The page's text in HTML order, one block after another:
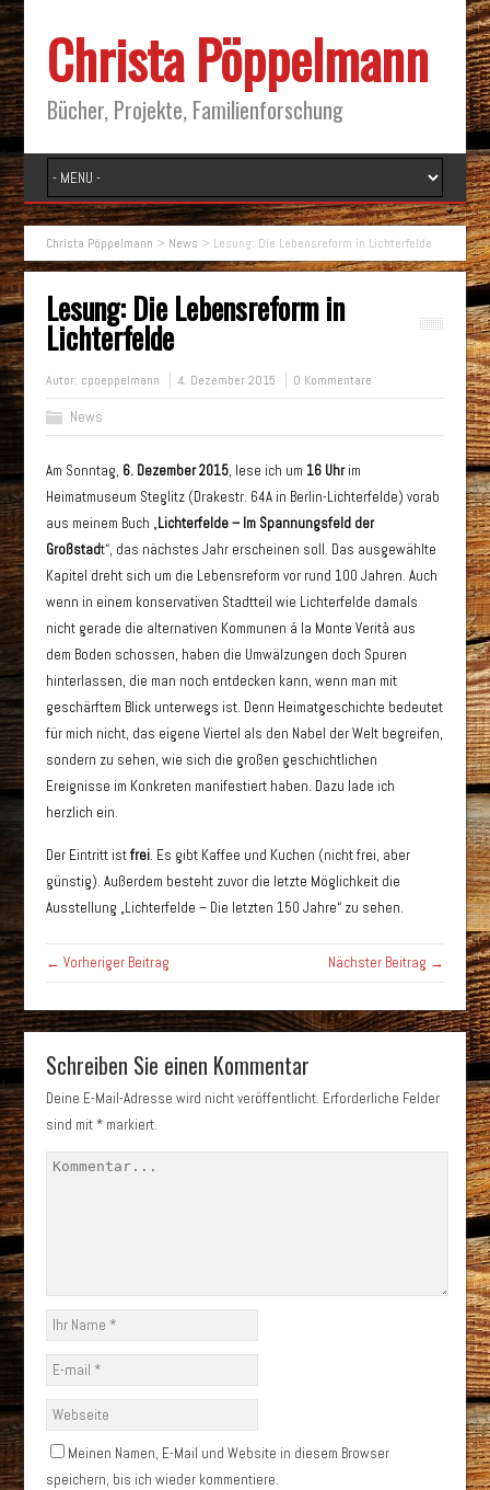
Christa Pöppelmann
Bücher, Projekte, Familienforschung
Christa Pöppelmann > News > Lesung: Die Lebensreform in Lichterfelde
Lesung: Die Lebensreform in
Lichterfelde
Autor: cpoeppelmann 4. Dezember 2015 0 Kommentare
News
Am Sonntag, 6. Dezember 2015, lese ich um 16 Uhrim
Heimatmuseum Steglitz (Drakestr. 64A in Berlin-Lichterfelde) vorab
aus meinem Buch „Lichterfelde – Im Spannungsfeld der
Großstadt“, das nächstes Jahr erscheinen soll. Das ausgewählte
Kapitel dreht sich um die Lebensreform vor rund 100 Jahren. Auch
wenn in einem konservativen Stadtteil wie Lichterfelde damals
nicht gerade die alternativen Kommunen á la Monte Verità aus
dem Boden schossen, haben die Umwälzungen doch Spuren
hinterlassen, die man noch entdecken kann, wenn man mit
geschärftem Blick unterwegs ist. Denn Heimatgeschichte bedeutet
für mich nicht, das eigene Viertel als den Nabel der Welt begreifen,
sondern zu sehen, wie sich die großen geschichtlichen
Ereignisse im Konkreten manifestiert haben. Dazu lade ich
herzlich ein.
Der Eintritt istfrei. Es gibt Kaffee und Kuchen (nicht frei, aber
günstig). Außerdem besteht zuvor die letzte Möglichkeit die
Ausstellung „Lichterfelde – Die letzten 150 Jahre“ zu sehen.
← Vorheriger Beitrag Nächster Beitrag →
Schreiben Sie einen Kommentar
Deine E-Mail-Adresse wird nicht veröffentlicht. Erforderliche Felder
sind mit * markiert.
Meinen Namen, E-Mail und Website in diesem Browser
speichern, bis ich wieder kommentiere.